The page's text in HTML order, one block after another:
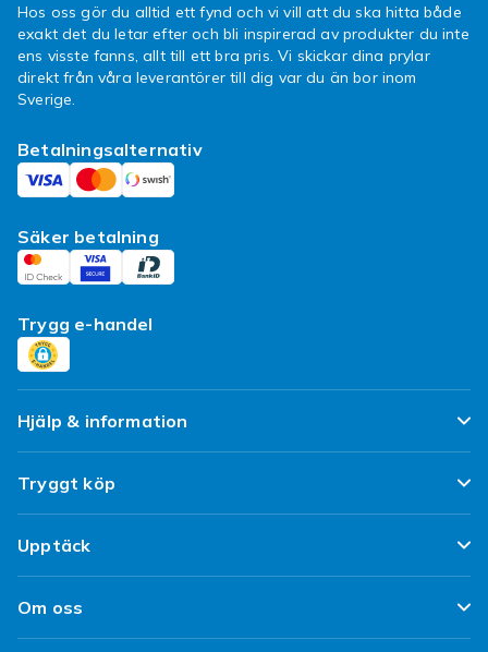
Hos oss gör du alltid ett fynd och vi vill att du ska hitta både
exakt det du letar efter och bli inspirerad av produkter du inte
ens visste fanns, allt till ett bra pris. Vi skickar dina prylar
direkt från våra leverantörer till dig var du än bor inom
Sverige.
Betalningsalternativ
Säker betalning
Trygg e-handel
Hjälp & information
Vanliga frågor
Spåra paket
Ångra & Returnera här
Leverans
Tryggt köp
Nöjd kund-löfte
Kundrecensioner
Upptäck
Populära kategorier
Designa egna kläder
Om oss